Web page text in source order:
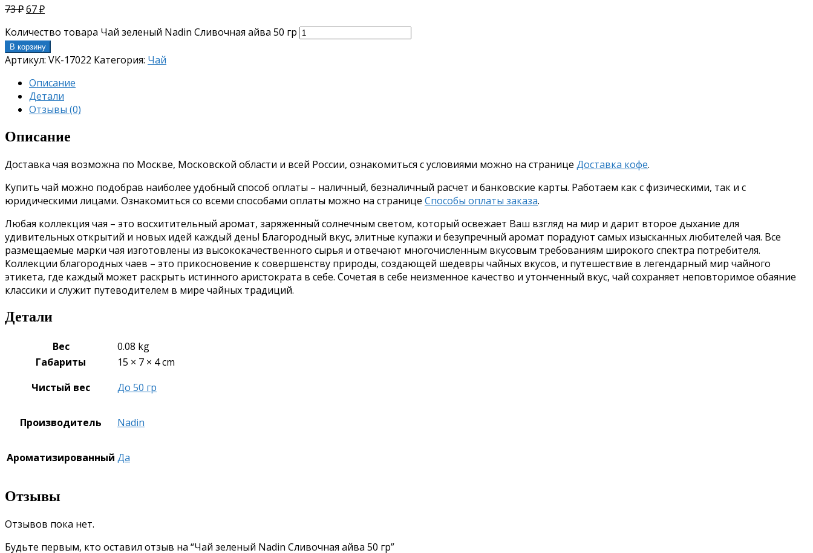
73₽67₽
Количество товара Чай зеленый Nadin Сливочная айва 50 гр
В корзину
Артикул: VK-17022 Категория: Чай
Описание
Детали
Отзывы (0)
Описание
Доставка чая возможна по Москве, Московской области и всей России, ознакомиться с условиями можно на странице Доставка кофе.
Купить чай можно подобрав наиболее удобный способ оплаты – наличный, безналичный расчет и банковские карты. Работаем как с физическими, так и с
юридическими лицами. Ознакомиться со всеми способами оплаты можно на странице Способы оплаты заказа.
Любая коллекция чая – это восхитительный аромат, заряженный солнечным светом, который освежает Ваш взгляд на мир и дарит второе дыхание для
удивительных открытий и новых идей каждый день! Благородный вкус, элитные купажи и безупречный аромат порадуют самых изысканных любителей чая. Все
размещаемые марки чая изготовлены из высококачественного сырья и отвечают многочисленным вкусовым требованиям широкого спектра потребителя.
Коллекции благородных чаев – это прикосновение к совершенству природы, создающей шедевры чайных вкусов, и путешествие в легендарный мир чайного
этикета, где каждый может раскрыть истинного аристократа в себе. Сочетая в себе неизменное качество и утонченный вкус, чай сохраняет неповторимое обаяние
классики и служит путеводителем в мире чайных традиций.
Детали
Вес
0.08 kg
Габариты
15 × 7 × 4 cm
Чистый вес
До 50 гр
Производитель Nadin
Ароматизированный Да
Отзывы
Отзывов пока нет.
Будьте первым, кто оставил отзыв на “Чай зеленый Nadin Сливочная айва 50 гр”